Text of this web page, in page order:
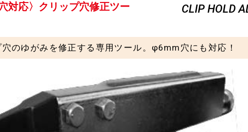
対応〉クリップ穴修正ツー
CLIP HOLD
穴のゆがみを修正する専用ツール。φ6mm穴にも対応！